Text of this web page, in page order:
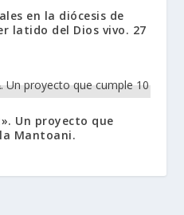
en la diócesis de
latido del Dios vivo. 27
Un proyecto que
Mantoani.